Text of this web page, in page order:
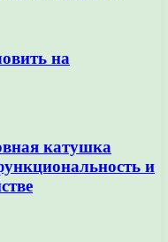
на
катушка
и